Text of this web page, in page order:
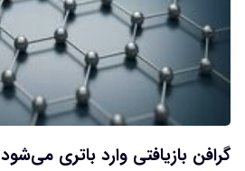
گرافن بازیافتی وارد باتری می‌شود